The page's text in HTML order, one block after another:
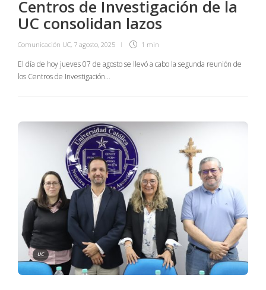
Centros de Investigación de la
UC consolidan lazos
Comunicación UC, 7 agosto, 2025 1 min
El día de hoy jueves 07 de agosto se llevó a cabo la segunda reunión de
los Centros de Investigación…
UC